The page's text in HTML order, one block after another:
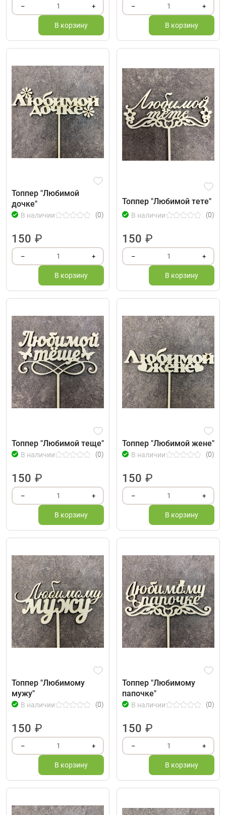
– 1 +
В корзину
– 1 +
В корзину
Топпер "Любимой
дочке"
В наличии (0)
150 ₽
– 1 +
В корзину
Топпер "Любимой тете"
В наличии (0)
150 ₽
– 1 +
В корзину
Топпер "Любимой теще"
В наличии (0)
150 ₽
– 1 +
В корзину
Топпер "Любимой жене"
В наличии (0)
150 ₽
– 1 +
В корзину
Топпер "Любимому
мужу"
В наличии (0)
150 ₽
– 1 +
В корзину
Топпер "Любимому
папочке"
В наличии (0)
150 ₽
– 1 +
В корзину